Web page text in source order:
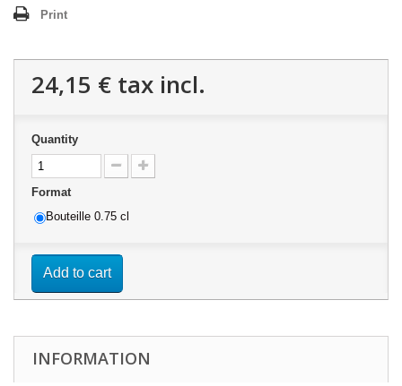
Print
24,15 € tax incl.
Quantity
Format
Bouteille 0.75 cl
Add to cart
INFORMATION